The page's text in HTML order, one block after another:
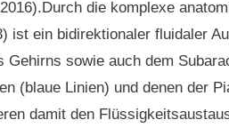
die komplexe
ist ein bidirektionaler fluidaler
sowie auch dem
(blaue Linien) und denen der
damit den